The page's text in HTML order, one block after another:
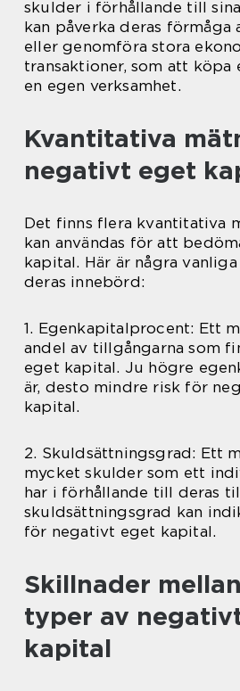
skulder i förhållande till
kan påverka deras förmåga
eller genomföra stora
transaktioner, som att köpa
en egen verksamhet.
Kvantitativa
negativt eget
Det finns flera kvantitativa
kan användas för att
kapital. Här är några
deras innebörd:
1. Egenkapitalprocent: Ett
andel av tillgångarna som
eget kapital. Ju högre
är, desto mindre risk för
kapital.
2. Skuldsättningsgrad: Ett
mycket skulder som ett
har i förhållande till deras
skuldsättningsgrad kan
för negativt eget kapital.
Skillnader
typer av
kapital